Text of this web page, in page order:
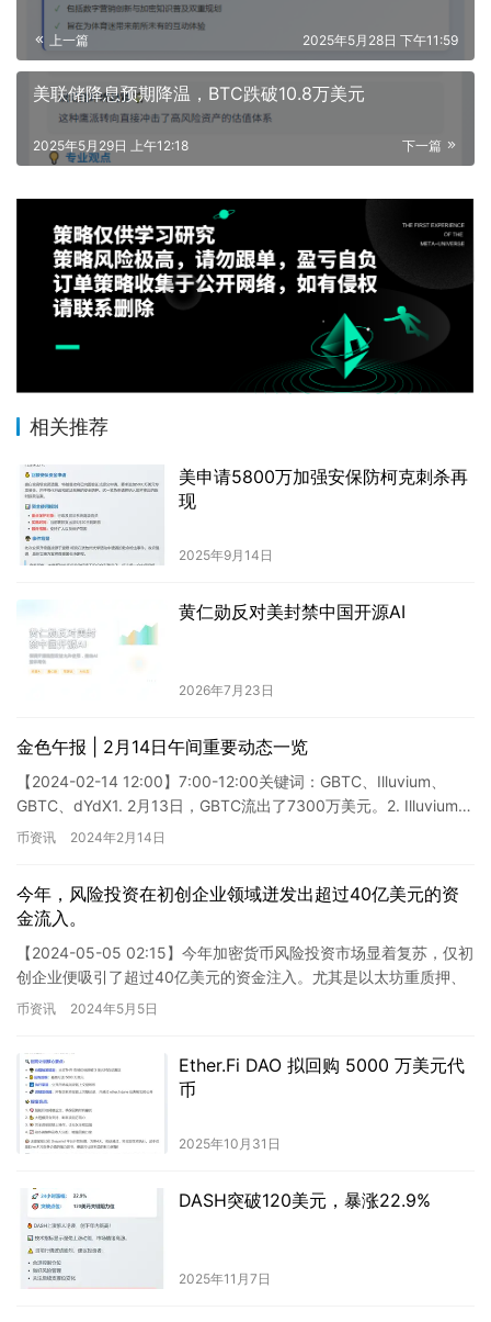
上一篇 2025年5月28日 下午11:59
美联储降息预期降温，BTC跌破10.8万美元
下一篇
2025年5月29日 上午12:18
相关推荐
美申请5800万加强安保防柯克刺杀再
现
2025年9月14日
黄仁勋反对美封禁中国开源AI
2026年7月23日
金色午报 | 2月14日午间重要动态一览
【2024-02-14 12:00】7:00-12:00关键词：GBTC、Illuvium、
GBTC、dYdX1. 2月13日，GBTC流出了7300万美元。2. Illuvium…
币资讯 2024年2月14日
今年，风险投资在初创企业领域迸发出超过40亿美元的资
金流入。
【2024-05-05 02:15】今年加密货币风险投资市场显着复苏，仅初
创企业便吸引了超过40亿美元的资金注入。尤其是以太坊重质押、
DePIN、比特币生态系统和RWA代币化4个领…
币资讯 2024年5月5日
Ether.Fi DAO 拟回购 5000 万美元代
币
2025年10月31日
DASH突破120美元，暴涨22.9%
2025年11月7日